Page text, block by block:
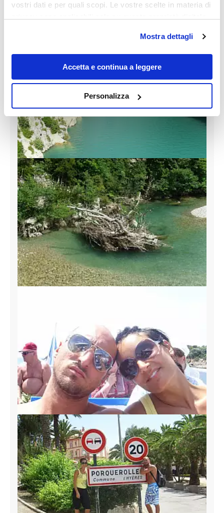
vostri dati e per quali scopi. Le vostre scelte in materia di
modificare o revocare il proprio consenso in qualsiasi
momento dalla Dichiarazione sui cookie o facendo clic
sull'icona di attivazione della privacy.
raccogliere informazioni sulla tua posizione
geografica, con un'approssimazione di qualche
metro,
Identificare il tuo dispositivo, scansionandolo
attivamente alla ricerca di caratteristiche specifiche
(impronte digitali).
Approfondisci come vengono elaborati i tuoi dati personali
e imposta le tue preferenze nellasezione dettagli. Puoi
modificare o ritirare il tuo consenso in qualsiasi momento
dalla Dichiarazione sui cookie.
Utilizziamo i cookie per personalizzare contenuti ed
annunci, per fornire funzionalità dei social media e per
analizzare il nostro traffico. Condividiamo inoltre
informazioni sul modo in cui utilizzi il nostro sito con i
nostri partner che si occupano di analisi dei dati web,
Mostra dettagli
Accetta e continua a leggere
Personalizza